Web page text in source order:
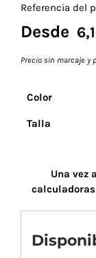
Referencia del
Desde
Precio sin marcaje y
Color
Talla
Una vez